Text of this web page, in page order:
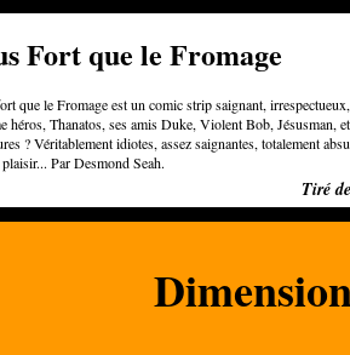
Fort que le Fromage
que le Fromage est un comic strip saignant,
héros, Thanatos, ses amis Duke, Violent Bob, Jésusman,
? Véritablement idiotes, assez saignantes, totalement
Par Desmond Seah.
Tiré